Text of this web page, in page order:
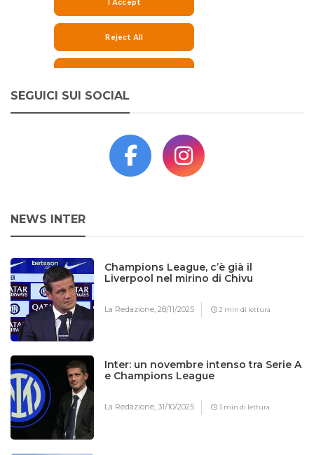
SEGUICI SUI SOCIAL
NEWS INTER
Champions League, c’è già il
Liverpool nel mirino di Chivu
La Redazione,28/11/2025 2 min di lettura
Inter: un novembre intenso tra Serie A
e Champions League
La Redazione,31/10/2025 3 min di lettura